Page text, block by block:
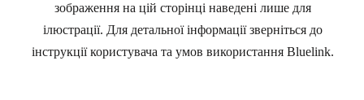
зображення на цій сторінці наведені лише для
ілюстрації. Для детальної інформації зверніться до
інструкції користувача та умов використання Bluelink.